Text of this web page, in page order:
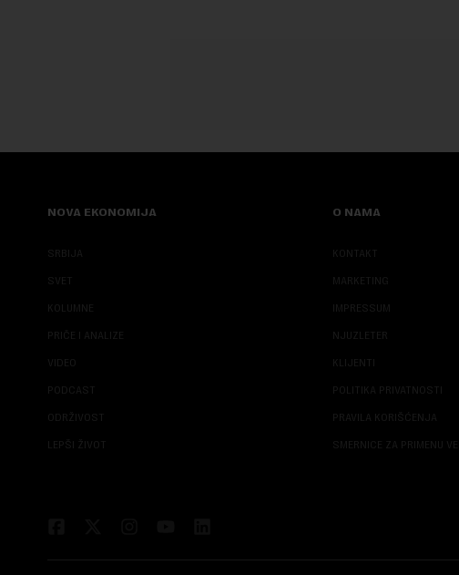
NOVA EKONOMIJA
SRBIJA
SVET
KOLUMNE
PRIČE I ANALIZE
VIDEO
PODCAST
ODRŽIVOST
LEPŠI ŽIVOT
O NAMA
KONTAKT
MARKETING
IMPRESSUM
NJUZLETER
KLIJENTI
POLITIKA PRIVATNOSTI
PRAVILA KORIŠĆENJA
SMERNICE ZA PRIMENU